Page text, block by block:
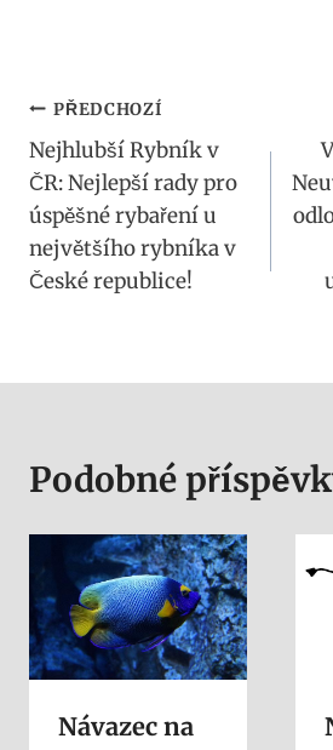
Navigace
pro
příspěvek
PŘEDCHOZÍ
Nejhlubší Rybník v
ČR: Nejlepší rady pro
úspěšné rybaření u
největšího rybníka v
České republice!
Podobné
Návazec na